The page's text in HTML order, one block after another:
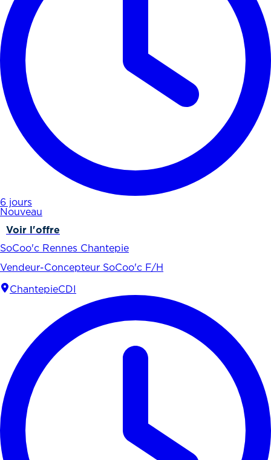
6 jours
Nouveau
Voir l'offre
SoCoo'c Rennes Chantepie
Vendeur-Concepteur SoCoo'c F/H
ChantepieCDI